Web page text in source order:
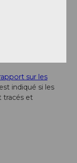
restaurant
sur les
indiqué si les
tracés et